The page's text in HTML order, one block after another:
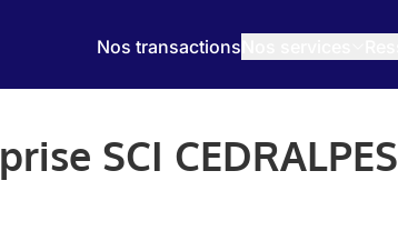
Nos transactions
SCI CEDRALPES